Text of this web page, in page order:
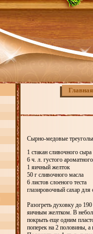
Главная
Сырно-медовые
1 стакан сливочного сыра
6 ч. л. густого
1 яичный желток
50 г сливочного масла
6 листов слоеного теста
глазировочный сахар для
Разогреть духовку до
яичным желтком. В
покрыть еще одним
поперек на 2 половины,